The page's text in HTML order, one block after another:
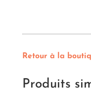
Retour à la
Produits